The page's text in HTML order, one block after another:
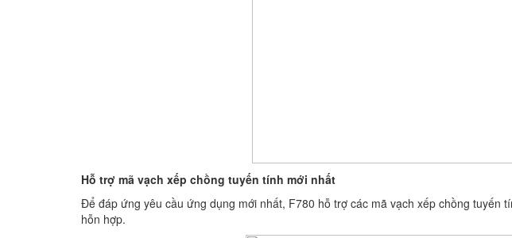
Hỗ trợ mã vạch xếp chồng tuyến tính mới nhất
Để đáp ứng yêu cầu ứng dụng mới nhất, F780 hỗ trợ các mã vạch xếp chồng tuyến
hỗn hợp.